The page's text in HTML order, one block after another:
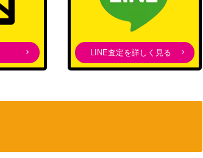
（ONE PIECE CARD THE
BEST）
バンダイ
（新たなる皇帝）
1,800
LINE査定を詳しく見る